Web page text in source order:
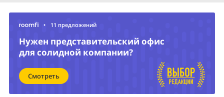
• 11 предложений
Нужен представительский офис
для солидной компании?
Смотреть